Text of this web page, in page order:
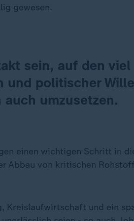
gewesen.
sein, auf den viel
und politischer
umzusetzen.
einen wichtigen Schritt in
Abbau von kritischen
Kreislaufwirtschaft und ein